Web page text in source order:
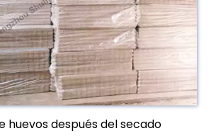
huevos después del secado